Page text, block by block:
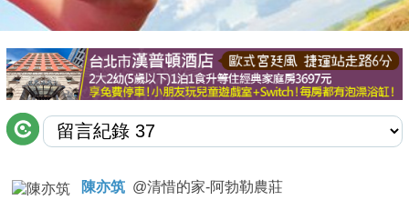
推薦景點
討論區
聯絡我們
陳亦筑 @清惜的家-阿勃勒農莊